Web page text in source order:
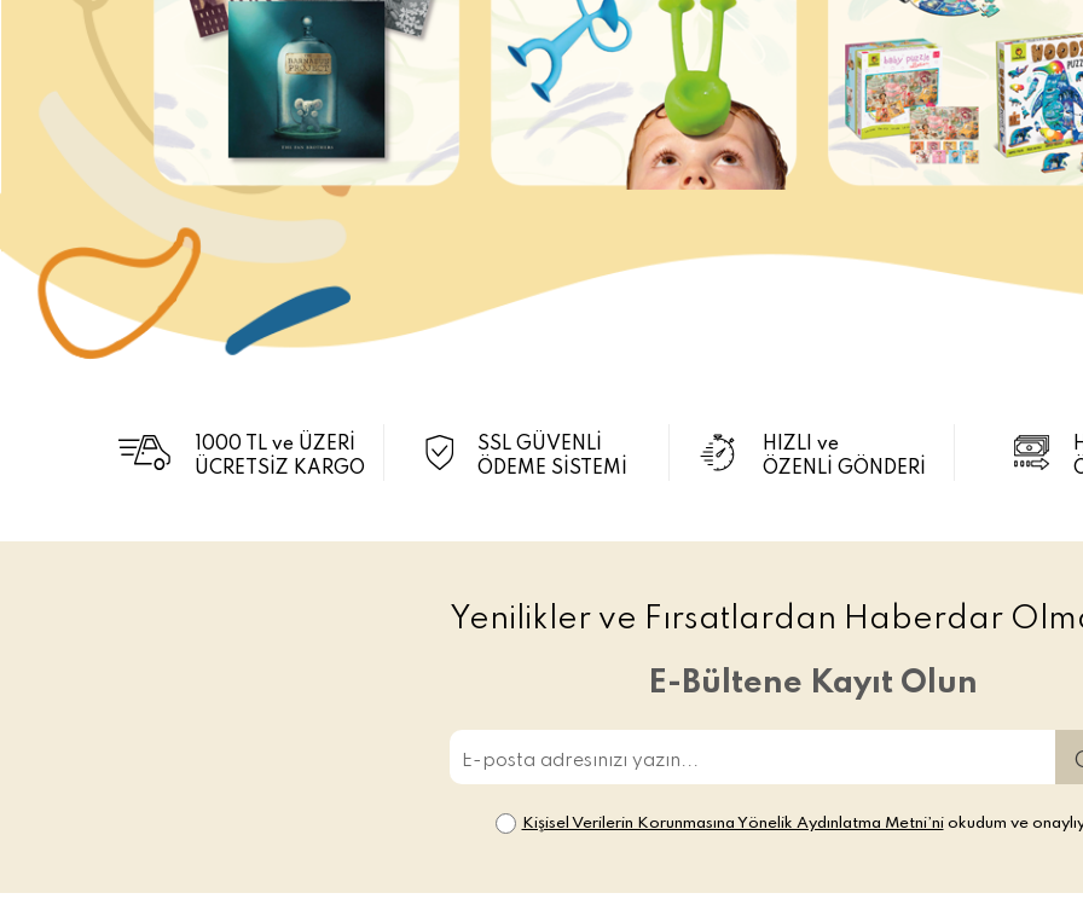
1000 TL ve ÜZERİ
ÜCRETSİZ KARGO
SSL GÜVENLİ
ÖDEME SİSTEMİ
HIZLI ve
ÖZENLİ GÖNDERİ
Yenilikler ve Fırsatlardan Haberdar
E-Bültene Kayıt Olun
Kişisel Verilerin Korunmasına Yönelik Aydınlatma Metni’ni okudum ve